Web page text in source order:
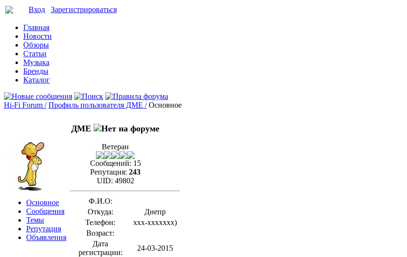
Вход Зарегистрироваться
Главная
Новости
Обзоры
Статьи
Музыка
Бренды
Каталог
Hi-Fi Forum / Профиль пользователя ДМЕ / Основное
Основное
Сообщения
Темы
Репутация
Объявления
ДМЕ
Ветеран
Сообщений: 15
Репутация: 243
UID: 49802
Ф.И.О:
Откуда:
Днепр
Телефон:
xxx-xxxxxxx)
Возраст:
Дата
регистрации:
24-03-2015